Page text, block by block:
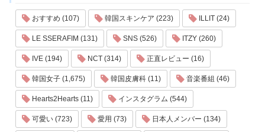
おすすめ (107) 韓国スキンケア (223) ILLIT (24)
LE SSERAFIM (131) SNS (526) ITZY (260)
IVE (194) NCT (314) 正直レビュー (16)
韓国女子 (1,675) 韓国皮膚科 (11) 音楽番組 (46)
Hearts2Hearts (11) インスタグラム (544)
可愛い (723) 愛用 (73) 日本人メンバー (134)